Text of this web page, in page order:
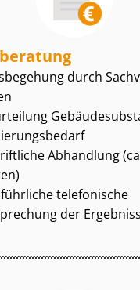
durch
Abhandlung
telefonische
der